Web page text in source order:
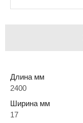
Длина мм
2400
Ширина мм
17